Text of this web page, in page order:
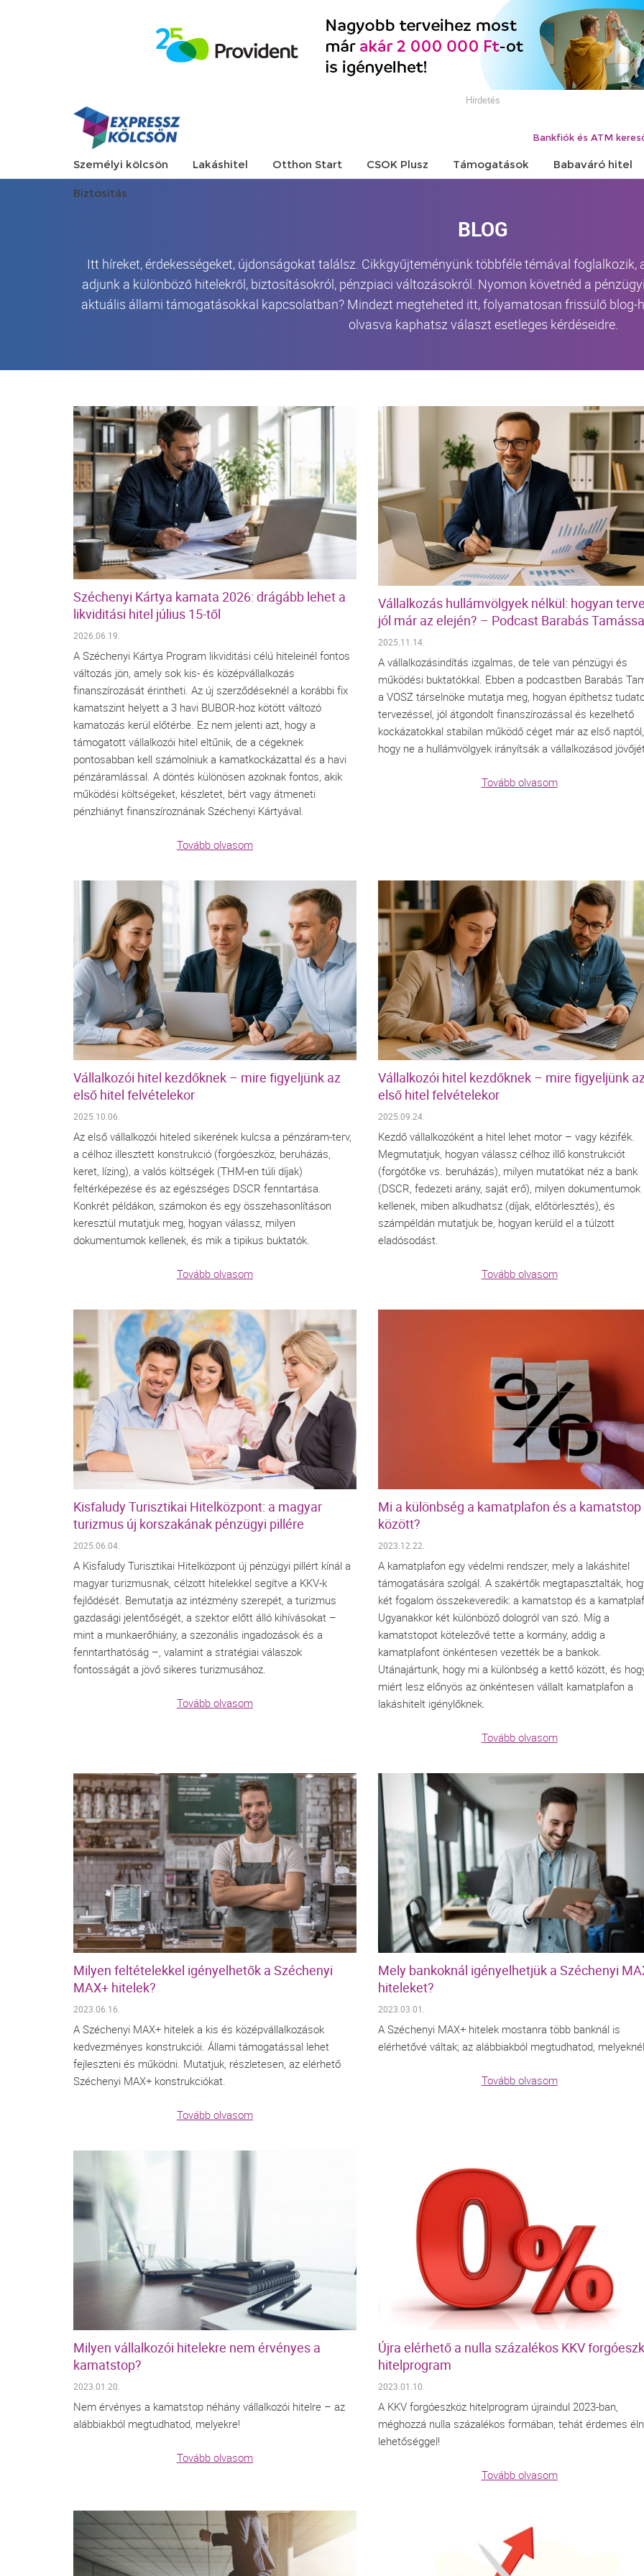
Hirdetés
Bankfiók és ATM
Személyi kölcsön Lakáshitel Otthon Start CSOK Plusz Támogatások Babaváró hitel
Biztosítás
BLOG
Itt híreket, érdekességeket, újdonságokat találsz. Cikkgyűjteményünk többféle témával
adjunk a különböző hitelekről, biztosításokról, pénzpiaci változásokról. Nyomon követnéd a
aktuális állami támogatásokkal kapcsolatban? Mindezt megteheted itt, folyamatosan frissülő
olvasva kaphatsz választ esetleges kérdéseidre.
Széchenyi Kártya kamata 2026: drágább lehet a
likviditási hitel július 15-től
2026.06.19.
A Széchenyi Kártya Program likviditási célú hiteleinél fontos
változás jön, amely sok kis- és középvállalkozás
finanszírozását érintheti. Az új szerződéseknél a korábbi fix
kamatszint helyett a 3 havi BUBOR-hoz kötött változó
kamatozás kerül előtérbe. Ez nem jelenti azt, hogy a
támogatott vállalkozói hitel eltűnik, de a cégeknek
pontosabban kell számolniuk a kamatkockázattal és a havi
pénzáramlással. A döntés különösen azoknak fontos, akik
működési költségeket, készletet, bért vagy átmeneti
pénzhiányt finanszíroznának Széchenyi Kártyával.
Tovább olvasom
Vállalkozás hullámvölgyek nélkül: hogyan
jól már az elején? – Podcast Barabás
2025.11.14.
A vállalkozásindítás izgalmas, de tele van pénzügyi és
működési buktatókkal. Ebben a podcastben Barabás
a VOSZ társelnöke mutatja meg, hogyan építhetsz
tervezéssel, jól átgondolt finanszírozással és kezelhető
kockázatokkal stabilan működő céget már az első naptól,
hogy ne a hullámvölgyek irányítsák a vállalkozásod
Tovább olvasom
Vállalkozói hitel kezdőknek – mire figyeljünk az
első hitel felvételekor
2025.10.06.
Az első vállalkozói hiteled sikerének kulcsa a pénzáram-terv,
a célhoz illesztett konstrukció (forgóeszköz, beruházás,
keret, lízing), a valós költségek (THM-en túli díjak)
feltérképezése és az egészséges DSCR fenntartása.
Konkrét példákon, számokon és egy összehasonlításon
keresztül mutatjuk meg, hogyan válassz, milyen
dokumentumok kellenek, és mik a tipikus buktatók.
Tovább olvasom
Vállalkozói hitel kezdőknek – mire figyeljünk
első hitel felvételekor
2025.09.24.
Kezdő vállalkozóként a hitel lehet motor – vagy kézifék.
Megmutatjuk, hogyan válassz célhoz illő konstrukciót
(forgótőke vs. beruházás), milyen mutatókat néz a bank
(DSCR, fedezeti arány, saját erő), milyen dokumentumok
kellenek, miben alkudhatsz (díjak, előtörlesztés), és
számpéldán mutatjuk be, hogyan kerüld el a túlzott
eladósodást.
Tovább olvasom
Kisfaludy Turisztikai Hitelközpont: a magyar
turizmus új korszakának pénzügyi pillére
2025.06.04.
A Kisfaludy Turisztikai Hitelközpont új pénzügyi pillért kínál a
magyar turizmusnak, célzott hitelekkel segítve a KKV-k
fejlődését. Bemutatja az intézmény szerepét, a turizmus
gazdasági jelentőségét, a szektor előtt álló kihívásokat –
mint a munkaerőhiány, a szezonális ingadozások és a
fenntarthatóság –, valamint a stratégiai válaszok
fontosságát a jövő sikeres turizmusához.
Tovább olvasom
Mi a különbség a kamatplafon és a kamatstop
között?
2023.12.22.
A kamatplafon egy védelmi rendszer, mely a lakáshitel
támogatására szolgál. A szakértők megtapasztalták,
két fogalom összekeveredik: a kamatstop és a
Ugyanakkor két különböző dologról van szó. Míg a
kamatstopot kötelezővé tette a kormány, addig a
kamatplafont önkéntesen vezették be a bankok.
Utánajártunk, hogy mi a különbség a kettő között, és
miért lesz előnyös az önkéntesen vállalt kamatplafon a
lakáshitelt igénylőknek.
Tovább olvasom
Milyen feltételekkel igényelhetők a Széchenyi
MAX+ hitelek?
2023.06.16.
A Széchenyi MAX+ hitelek a kis és középvállalkozások
kedvezményes konstrukciói. Állami támogatással lehet
fejleszteni és működni. Mutatjuk, részletesen, az elérhető
Széchenyi MAX+ konstrukciókat.
Tovább olvasom
Mely bankoknál igényelhetjük a Széchenyi
hiteleket?
2023.03.01.
A Széchenyi MAX+ hitelek mostanra több banknál is
elérhetővé váltak; az alábbiakból megtudhatod,
Tovább olvasom
Milyen vállalkozói hitelekre nem érvényes a
kamatstop?
2023.01.20.
Nem érvényes a kamatstop néhány vállalkozói hitelre – az
alábbiakból megtudhatod, melyekre!
Tovább olvasom
Újra elérhető a nulla százalékos KKV
hitelprogram
2023.01.10.
A KKV forgóeszköz hitelprogram újraindul 2023-ban,
méghozzá nulla százalékos formában, tehát érdemes
lehetőséggel!
Tovább olvasom